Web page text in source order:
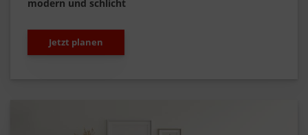
modern und schlicht
Jetzt planen